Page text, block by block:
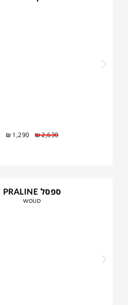
₪2,630
₪ 1,290
ספסל PRALINE
WOUD